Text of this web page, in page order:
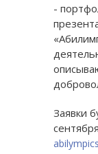
-
Заявки